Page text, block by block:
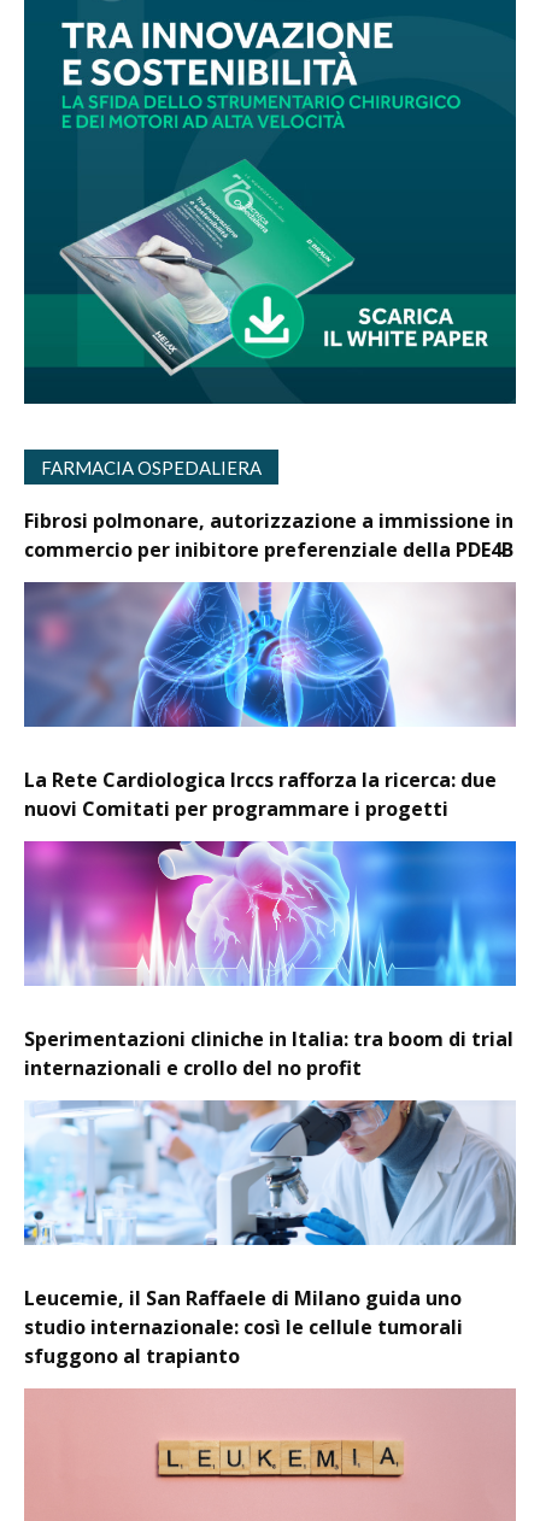
FARMACIA OSPEDALIERA
Fibrosi polmonare, autorizzazione a immissione in
commercio per inibitore preferenziale della PDE4B
La Rete Cardiologica Irccs rafforza la ricerca: due
nuovi Comitati per programmare i progetti
Sperimentazioni cliniche in Italia: tra boom di trial
internazionali e crollo del no profit
Leucemie, il San Raffaele di Milano guida uno
studio internazionale: così le cellule tumorali
sfuggono al trapianto